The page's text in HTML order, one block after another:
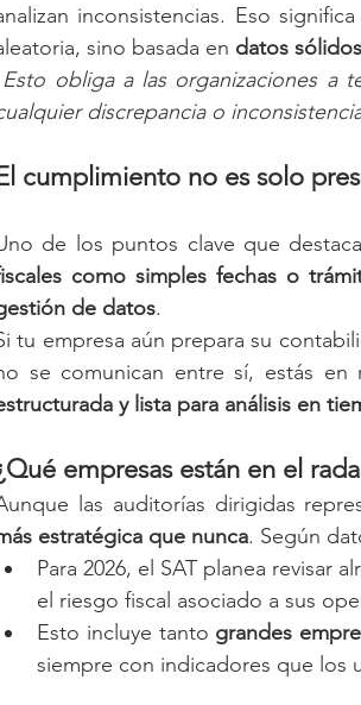
inconsistencias. Eso
sino basada en datos
Esto obliga a las organizaciones a
discrepancia o
cumplimiento no es solo
de los puntos clave que destaca
como simples fechas o
de datos.
tu empresa aún prepara su
y lista para análisis en
empresas están en el
las auditorías dirigidas
estratégica que nunca. Según
Para 2026, el SAT planea revisar
el riesgo fiscal asociado a sus
Esto incluye tanto grandes
siempre con indicadores que los